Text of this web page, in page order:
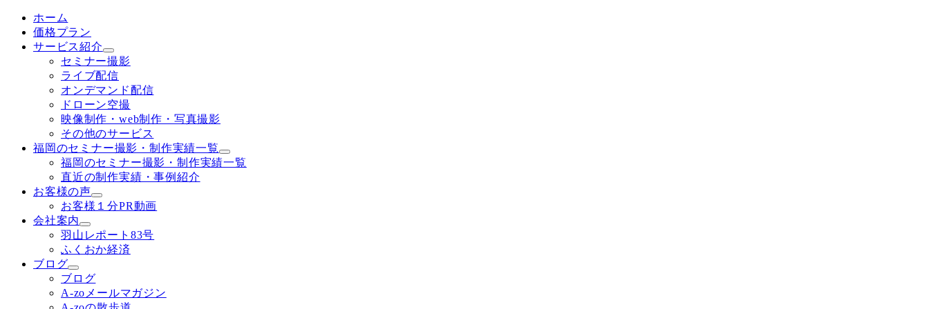
ホーム
価格プラン
サービス紹介
セミナー撮影
ライブ配信
オンデマンド配信
ドローン空撮
映像制作・web制作・写真撮影
その他のサービス
福岡のセミナー撮影・制作実績一覧
福岡のセミナー撮影・制作実績一覧
直近の制作実績・事例紹介
お客様の声
お客様１分PR動画
会社案内
羽山レポート83号
ふくおか経済
ブログ
ブログ
A-zoメールマガジン